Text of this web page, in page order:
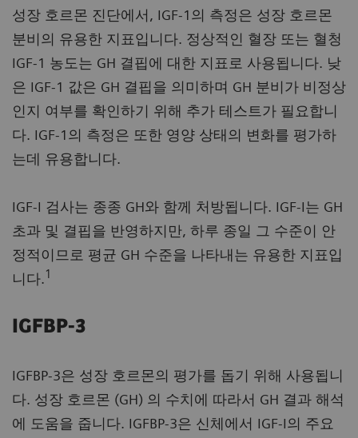
성장 호르몬 진단에서, IGF-1의 측정은 성장 호르몬
분비의 유용한 지표입니다. 정상적인 혈장 또는 혈청
IGF-1 농도는 GH 결핍에 대한 지표로 사용됩니다. 낮
은 IGF-1 값은 GH 결핍을 의미하며 GH 분비가 비정상
인지 여부를 확인하기 위해 추가 테스트가 필요합니
다. IGF-1의 측정은 또한 영양 상태의 변화를 평가하
는데 유용합니다.
IGF-I 검사는 종종 GH와 함께 처방됩니다. IGF-I는 GH
초과 및 결핍을 반영하지만, 하루 종일 그 수준이 안
정적이므로 평균 GH 수준을 나타내는 유용한 지표입
니다.1
IGFBP-3
IGFBP-3은 성장 호르몬의 평가를 돕기 위해 사용됩니
다. 성장 호르몬 (GH) 의 수치에 따라서 GH 결과 해석
에 도움을 줍니다. IGFBP-3은 신체에서 IGF-I의 주요